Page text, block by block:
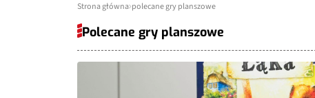
Strona główna polecane gry planszowe
Polecane gry planszowe